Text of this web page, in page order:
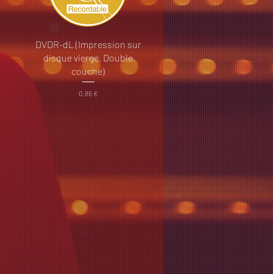
DVDR-dL (Impression sur
disque vierge, Double
couche)
Prix
0,86 €